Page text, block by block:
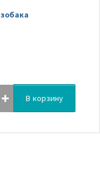
В корзину